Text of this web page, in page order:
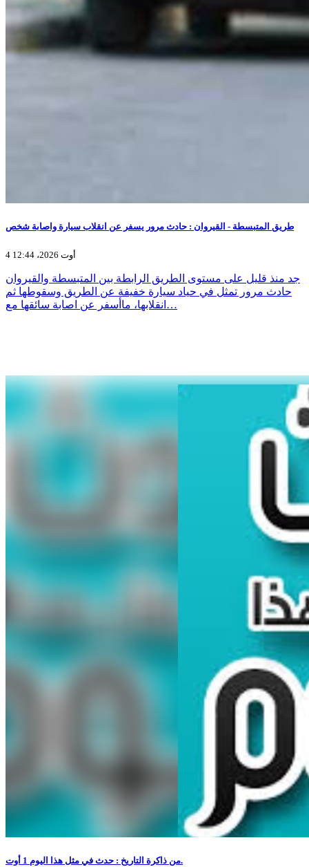
طريق المتبسطة - القيروان : حادث مرور يسفر عن انقلاب سيارة واصابة شخص
4 أوت 2026، 12:44
جد منذ قليل على مستوى الطريق الرابطة بين المتبسطة والقيروان
حادث مرور تمثل في حياد سيارة خفيفة عن الطريق وسقوطها ثم
انقلابها، ماأسفر عن اصابة سائقها مع…
من ذاكرة التاريخ : حدث في مثل هذا اليوم 1 أوت.